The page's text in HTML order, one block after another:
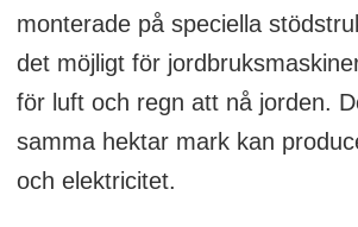
monterade på speciella
det möjligt för
för luft och regn att nå jorden.
samma hektar mark kan
och elektricitet.